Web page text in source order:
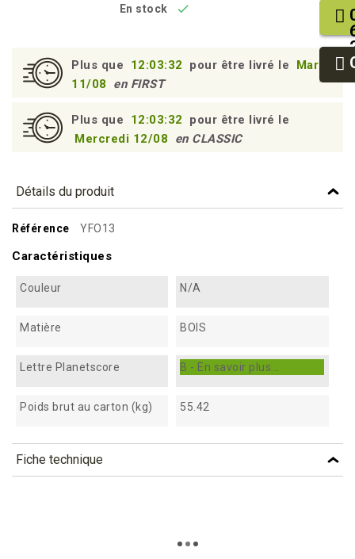
En stock 
Plus que 12:03:31 pour être livré le
Mardi
11/08
en FIRST
Plus que 12:03:31
pour être livré le
Mercredi 12/08
en CLASSIC
Détails du produit
Référence YFO13
Caractéristiques
Couleur N/A
Matière BOIS
Lettre Planetscore B - En savoir plus...
Poids brut au carton (kg) 55.42
Fiche technique